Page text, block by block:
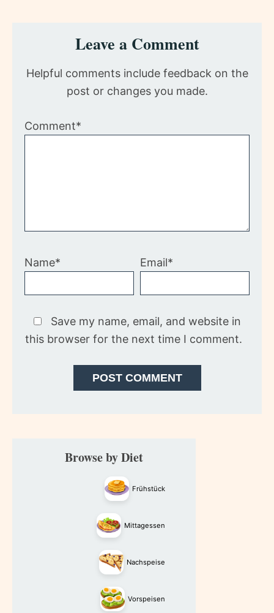
InteractionsLeave a Comment
Helpful comments include feedback on the
post or changes you made.
Comment*
Name* Email*
Save my name, email, and website in
this browser for the next time I comment.
Primary
SidebarBrowse by Diet
Frühstück
Mittagessen
Nachspeise
Vorspeisen